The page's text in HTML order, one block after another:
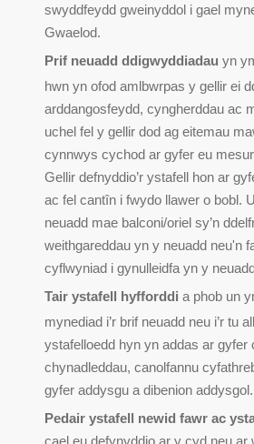
swyddfeydd gweinyddol i gael
Gwaelod.
Prif neuadd ddigwyddiadau yn
hwn yn ofod amlbwrpas y gellir ei
arddangosfeydd, cyngherddau ac
uchel fel y gellir dod ag eitemau
cynnwys cychod ar gyfer eu
Gellir defnyddio’r ystafell hon ar
ac fel cantîn i fwydo llawer o bobl.
neuadd mae balconi/oriel sy’n
weithgareddau yn y neuadd neu'n
cyflwyniad i gynulleidfa yn y
Tair ystafell hyfforddi a phob un
mynediad i’r brif neuadd neu i’r tu
ystafelloedd hyn yn addas ar gyfer
chynadleddau, canolfannu
gyfer addysgu a dibenion addysgol.
Pedair ystafell newid fawr ac
cael eu defynyddio ar y cyd neu ar